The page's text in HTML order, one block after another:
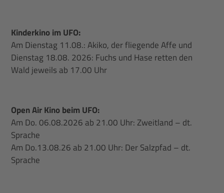
Kinderkino im UFO:
Am Dienstag 11.08.: Akiko, der fliegende Affe und
Dienstag 18.08. 2026: Fuchs und Hase retten den
Wald jeweils ab 17.00 Uhr
Open Air Kino beim UFO:
Am Do. 06.08.2026 ab 21.00 Uhr: Zweitland – dt.
Sprache
Am Do.13.08.26 ab 21.00 Uhr: Der Salzpfad – dt.
Sprache